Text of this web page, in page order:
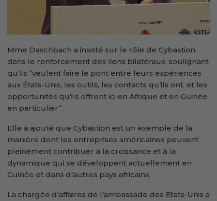
Mme Daschbach a insisté sur le rôle de Cybastion
dans le renforcement des liens bilatéraux, soulignant
qu’ils ‘’veulent faire le pont entre leurs expériences
aux États-Unis, les outils, les contacts qu’ils ont, et les
opportunités qu’ils offrent ici en Afrique et en Guinée
en particulier’’.
Elle a ajouté que Cybastion est un exemple de la
manière dont les entreprises américaines peuvent
pleinement contribuer à la croissance et à la
dynamique qui se développent actuellement en
Guinée et dans d’autres pays africains.
La chargée d’affaires de l’ambassade des Etats-Unis a